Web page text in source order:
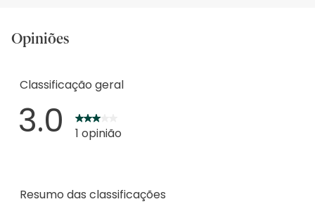
Opiniões
Resumo das classificações
Classificação geral
3.0 1 opinião